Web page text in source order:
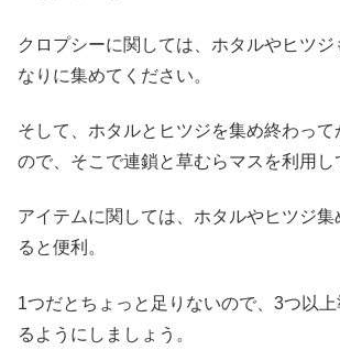
クロプシーに関しては、ホタルやヒツ
なりに集めてください。
そして、ホタルとヒツジを集め終わっ
ので、そこで連鎖と草むらマスを利用し
アイテムに関しては、ホタルやヒツジ
ると便利。
1つだとちょっと足りないので、3つ以
るようにしましょう。